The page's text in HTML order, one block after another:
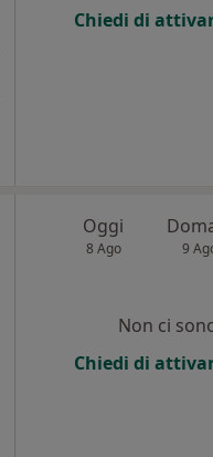
Chiedi di
Oggi
8 Ago 9
Non ci
Chiedi di